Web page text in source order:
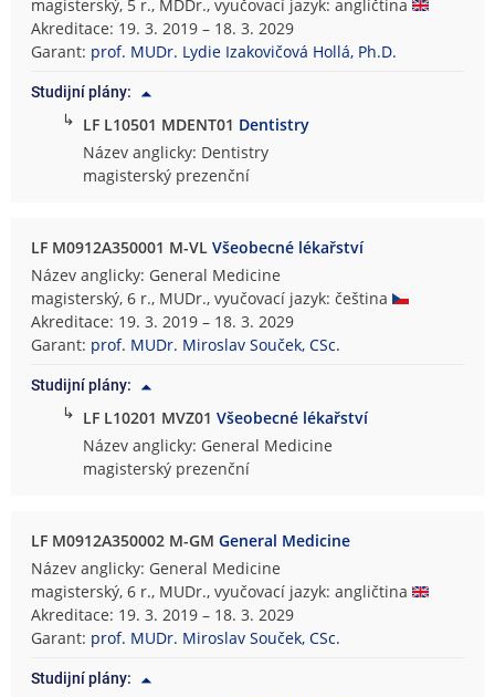
magisterský, 5 r., MDDr., vyučovací jazyk: angličtina
Akreditace: 19. 3. 2019 – 18. 3. 2029
Garant: prof. MUDr. Lydie Izakovičová Hollá, Ph.D.
Studijní plány:
↳ LF L10501 MDENT01 Dentistry
Název anglicky: Dentistry
magisterský prezenční
LF M0912A350001 M-VLVšeobecné lékařství
Název anglicky: General Medicine
magisterský, 6 r., MUDr., vyučovací jazyk: čeština
Akreditace: 19. 3. 2019 – 18. 3. 2029
Garant: prof. MUDr. Miroslav Souček, CSc.
Studijní plány:
↳ LF L10201 MVZ01Všeobecné lékařství
Název anglicky: General Medicine
magisterský prezenční
LF M0912A350002 M-GMGeneral Medicine
Název anglicky: General Medicine
magisterský, 6 r., MUDr., vyučovací jazyk: angličtina
Akreditace: 19. 3. 2019 – 18. 3. 2029
Garant: prof. MUDr. Miroslav Souček, CSc.
Studijní plány: